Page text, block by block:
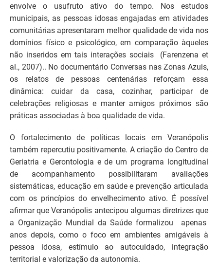
envolve o usufruto ativo do tempo. Nos estudos
municipais, as pessoas idosas engajadas em atividades
comunitárias apresentaram melhor qualidade de vida nos
domínios físico e psicológico, em comparação àqueles
não inseridos em tais interações sociais (Farenzena et
al., 2007).. No documentário Conversas nas Zonas Azuis,
os relatos de pessoas centenárias reforçam essa
dinâmica: cuidar da casa, cozinhar, participar de
celebrações religiosas e manter amigos próximos são
práticas associadas à boa qualidade de vida.
O fortalecimento de políticas locais em Veranópolis
também repercutiu positivamente. A criação do Centro de
Geriatria e Gerontologia e de um programa longitudinal
de acompanhamento possibilitaram avaliações
sistemáticas, educação em saúde e prevenção articulada
com os princípios do envelhecimento ativo. É possível
afirmar que Veranópolis antecipou algumas diretrizes que
a Organização Mundial da Saúde formalizou apenas
anos depois, como o foco em ambientes amigáveis à
pessoa idosa, estímulo ao autocuidado, integração
territorial e valorização da autonomia.